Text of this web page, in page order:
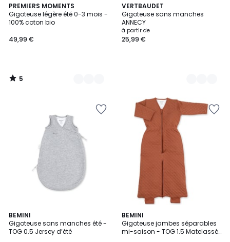
PREMIERS MOMENTS
Gigoteuse légère été 0-3 mois -
100% coton bio
49,99 €
5
/
5
8
Couleurs
5
/
VERTBAUDET
Gigoteuse sans manches
ANNECY
à partir de
25,99 €
3
Couleurs
BEMINI
Gigoteuse sans manches été -
TOG 0.5 Jersey d’été
2
Couleurs
BEMINI
Gigoteuse jambes séparables
mi-saison - TOG 1.5 Matelassé
10
Couleurs